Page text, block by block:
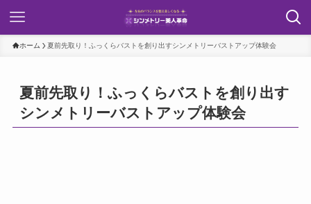
ホーム 夏前先取り！ふっくらバストを創り出すシンメトリーバストアップ体験会
夏前先取り！ふっくらバストを創り出す
シンメトリーバストアップ体験会